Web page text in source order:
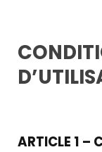
ARTICLE 1 –